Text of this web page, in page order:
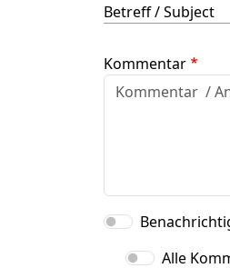
Betreff / Subject
Kommentar
Alle